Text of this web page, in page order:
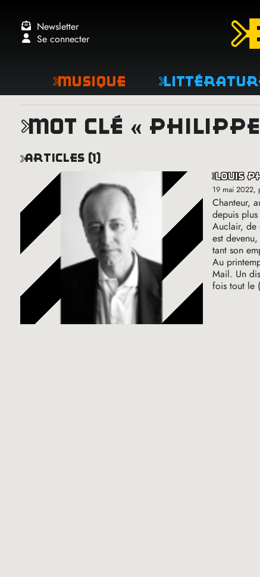
Newsletter
Se connecter
Musique
mot clé «
articles (1)
louis
19 mai 2022,
Chanteur,
depuis
Auclair, de
est
tant son
Au
Mail. Un
fois tout le